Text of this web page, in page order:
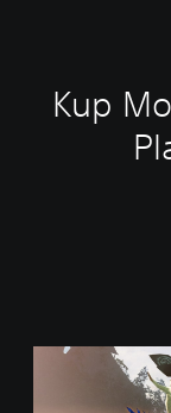
Kup